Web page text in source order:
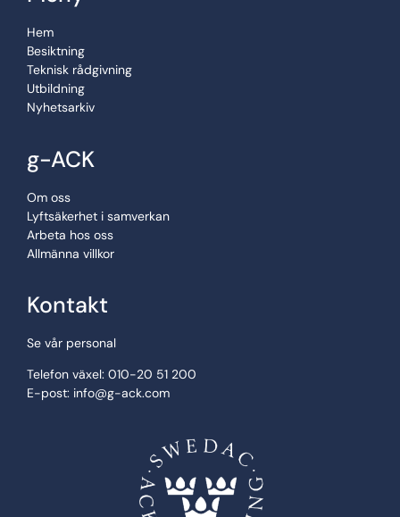
Hem
Besiktning
Teknisk rådgivning
Utbildning
Nyhetsarkiv
g-ACK
Om oss
Lyftsäkerhet i samverkan
Arbeta hos oss
Allmänna villkor
Kontakt
Se vår personal
Telefon växel: 010-20 51 200
E-post: info@g-ack.com